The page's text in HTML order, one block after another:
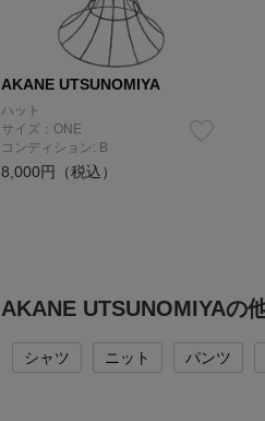
AKANE UTSUNOMIYA
ハット
サイズ：ONE
コンディション: B
8,000円（税込）
AKANE UTSUNOMIYAの
シャツ ニット パンツ